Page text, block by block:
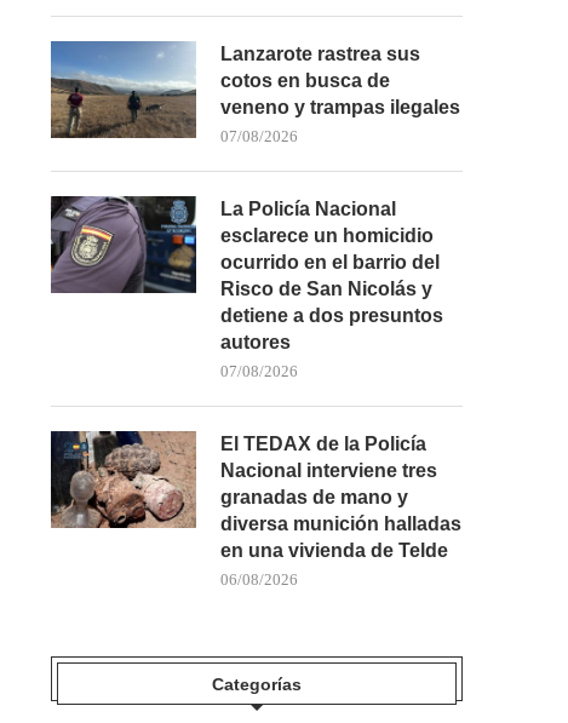
Lanzarote rastrea sus
cotos en busca de
veneno y trampas ilegales
07/08/2026
La Policía Nacional
esclarece un homicidio
ocurrido en el barrio del
Risco de San Nicolás y
detiene a dos presuntos
autores
07/08/2026
El TEDAX de la Policía
Nacional interviene tres
granadas de mano y
diversa munición halladas
en una vivienda de Telde
06/08/2026
Categorías